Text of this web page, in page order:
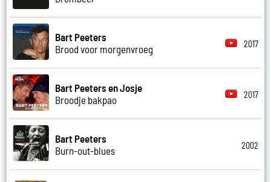
Bart Peeters
Brood voor morgenvroeg
2017
Bart Peeters en Josje
Broodje bakpao
2017
Bart Peeters
Burn-out-blues
2002